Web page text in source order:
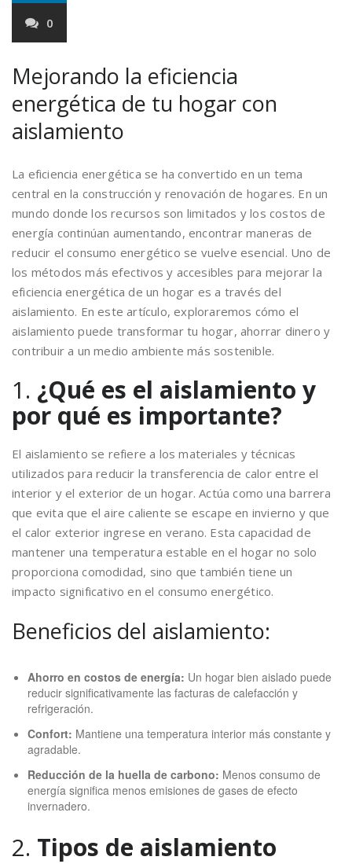
0
Mejorando la eficiencia
energética de tu hogar con
aislamiento
La eficiencia energética se ha convertido en un tema
central en la construcción y renovación de hogares. En un
mundo donde los recursos son limitados y los costos de
energía continúan aumentando, encontrar maneras de
reducir el consumo energético se vuelve esencial. Uno de
los métodos más efectivos y accesibles para mejorar la
eficiencia energética de un hogar es a través del
aislamiento. En este artículo, exploraremos cómo el
aislamiento puede transformar tu hogar, ahorrar dinero y
contribuir a un medio ambiente más sostenible.
1. ¿Qué es el aislamiento y
por qué es importante?
El aislamiento se refiere a los materiales y técnicas
utilizados para reducir la transferencia de calor entre el
interior y el exterior de un hogar. Actúa como una barrera
que evita que el aire caliente se escape en invierno y que
el calor exterior ingrese en verano. Esta capacidad de
mantener una temperatura estable en el hogar no solo
proporciona comodidad, sino que también tiene un
impacto significativo en el consumo energético.
Beneficios del aislamiento:
Ahorro en costos de energía: Un hogar bien aislado puede
reducir significativamente las facturas de calefacción y
refrigeración.
Confort: Mantiene una temperatura interior más constante y
agradable.
Reducción de la huella de carbono: Menos consumo de
energía significa menos emisiones de gases de efecto
invernadero.
2. Tipos de aislamiento